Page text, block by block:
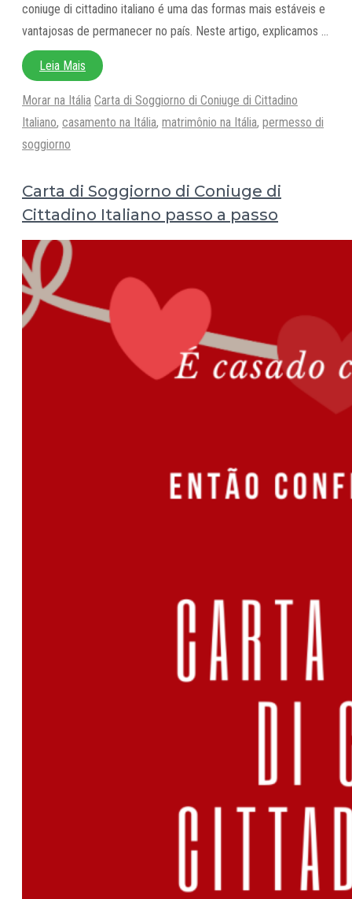
coniuge di cittadino italiano é uma das formas mais estáveis e
vantajosas de permanecer no país. Neste artigo, explicamos …
Leia Mais
Categorias
Morar na Itália Tags
Carta di Soggiorno di Coniuge di Cittadino
Italiano, casamento na Itália, matrimônio na Itália, permesso di
soggiorno
Carta di Soggiorno di Coniuge di
Cittadino Italiano passo a passo